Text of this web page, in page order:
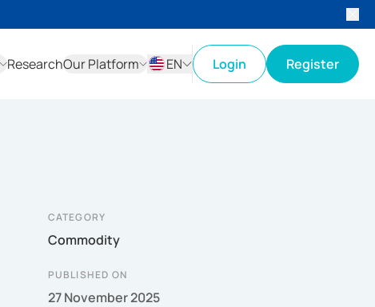
ResearchOur Platform
EN
Login Register
CATEGORY
Commodity
PUBLISHED ON
27 November 2025